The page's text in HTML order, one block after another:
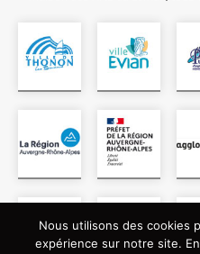
Nous utilisons des cookies
expérience sur notre site.